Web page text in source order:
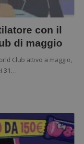
con il
di maggio
Club attivo a maggio,
31…